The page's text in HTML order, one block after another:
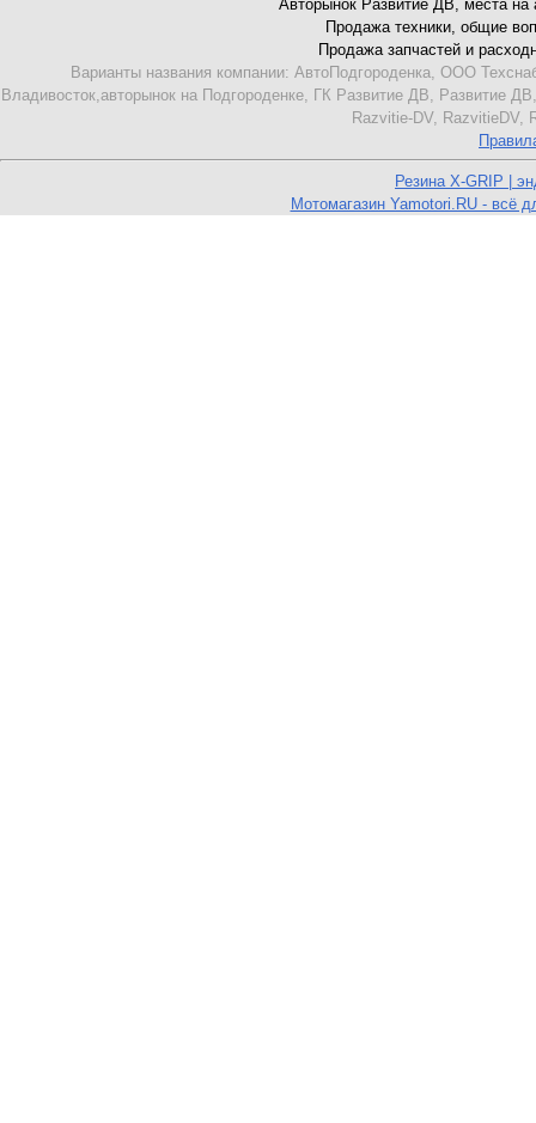
Авторынок Развитие ДВ, места на
Продажа техники, общие
Продажа запчастей и
Варианты названия компании: АвтоПодгороденка, ООО
Владивосток,авторынок на Подгороденке, ГК Развитие ДВ,
Razvitie-DV, RazvitieDV,
Резина X-GRIP |
Мотомагазин Yamotori.RU - всё